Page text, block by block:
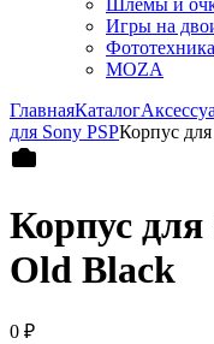
Шлемы и
Игры на
Фототехника
MOZA
ГлавнаяКаталог
для Sony PSPКорпус
Корпус для
Old Black
0 ₽